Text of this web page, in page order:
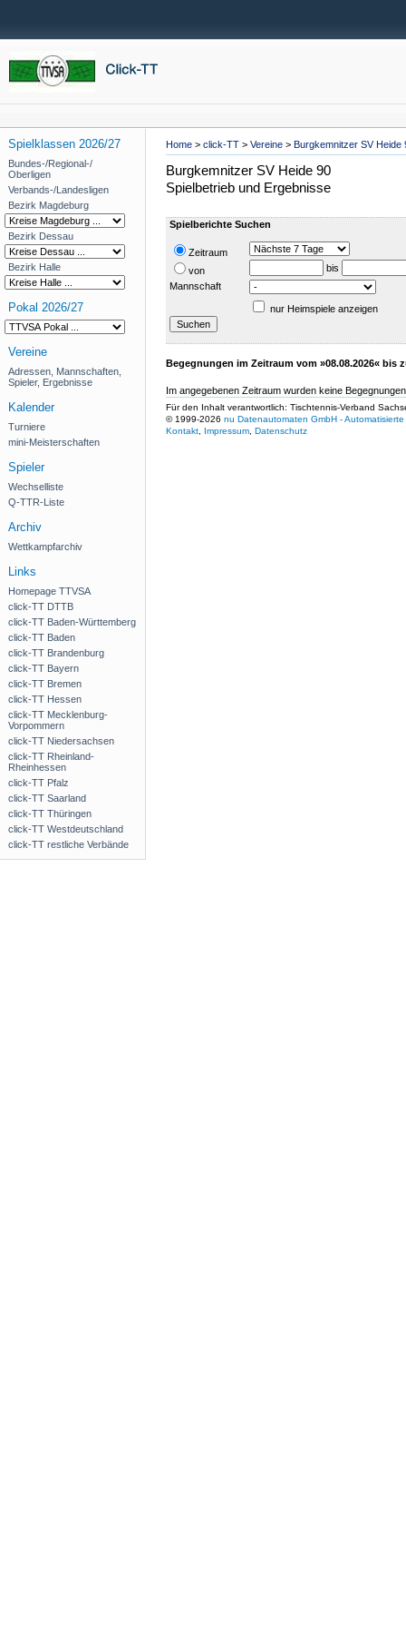
Home > click-TT > Vereine > Burgkemnitzer SV Heide
Spielklassen 2026/27
Bundes-/Regional-/
Oberligen
Verbands-/Landesligen
Bezirk Magdeburg
Bezirk Dessau
Bezirk Halle
Pokal 2026/27
Vereine
Adressen, Mannschaften,
Spieler, Ergebnisse
Kalender
Turniere
mini-Meisterschaften
Spieler
Wechselliste
Q-TTR-Liste
Archiv
Wettkampfarchiv
Links
Homepage TTVSA
click-TT DTTB
click-TT Baden-Württemberg
click-TT Baden
click-TT Brandenburg
click-TT Bayern
click-TT Bremen
click-TT Hessen
click-TT Mecklenburg-
Vorpommern
click-TT Niedersachsen
click-TT Rheinland-
Rheinhessen
click-TT Pfalz
click-TT Saarland
click-TT Thüringen
click-TT Westdeutschland
click-TT restliche Verbände
Burgkemnitzer SV Heide 90
Spielbetrieb und Ergebnisse
Spielberichte Suchen
Zeitraum
von
bis
Mannschaft
nur Heimspiele anzeigen
Begegnungen im Zeitraum vom »08.08.2026« bis
Im angegebenen Zeitraum wurden keine
Für den Inhalt verantwortlich: Tischtennis-Verband
© 1999-2026 nu Datenautomaten GmbH -
Kontakt
Impressum Datenschutz